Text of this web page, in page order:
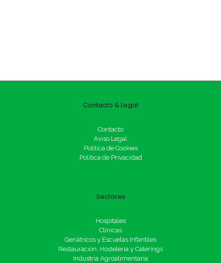
Contacto & Legal
Contacto
Aviso Legal
Política de Cookies
Política de Privacidad
Sectores
Hospitales
Clínicas
Geriátricos y Escuelas Infantiles
Restauración, Hostelería y Caterings
Industria Agroalimentaria